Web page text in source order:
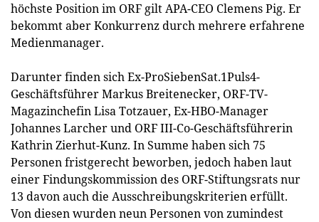
höchste Position im ORF gilt APA-CEO Clemens Pig. Er
bekommt aber Konkurrenz durch mehrere erfahrene
Medienmanager.
Darunter finden sich Ex-ProSiebenSat.1Puls4-
Geschäftsführer Markus Breitenecker, ORF-TV-
Magazinchefin Lisa Totzauer, Ex-HBO-Manager
Johannes Larcher und ORF III-Co-Geschäftsführerin
Kathrin Zierhut-Kunz. In Summe haben sich 75
Personen fristgerecht beworben, jedoch haben laut
einer Findungskommission des ORF-Stiftungsrats nur
13 davon auch die Ausschreibungskriterien erfüllt.
Von diesen wurden neun Personen von zumindest